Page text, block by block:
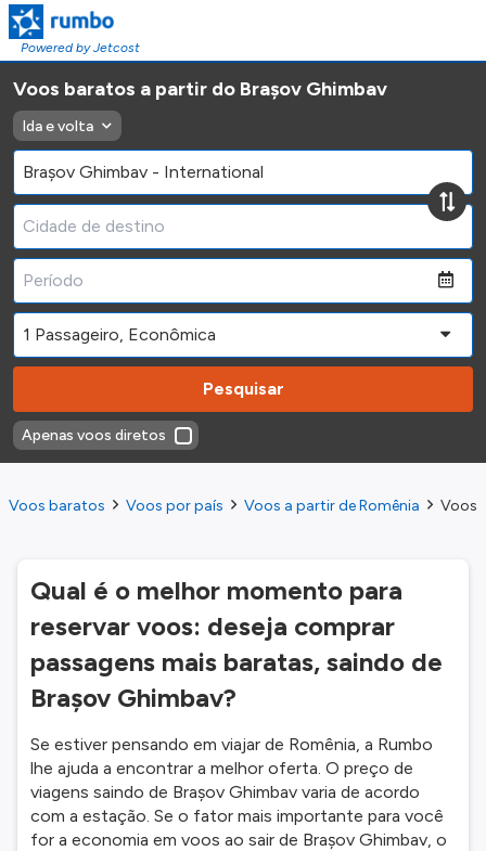
Powered by Jetcost
Voos baratos a partir do Brașov Ghimbav
Ida e volta
Pesquisar
Apenas voos diretos
Voos baratos Voos por país Voos a partir de Romênia Voos
Qual é o melhor momento para
reservar voos: deseja comprar
passagens mais baratas, saindo de
Brașov Ghimbav?
Se estiver pensando em viajar de Romênia, a Rumbo
lhe ajuda a encontrar a melhor oferta. O preço de
viagens saindo de Brașov Ghimbav varia de acordo
com a estação. Se o fator mais importante para você
for a economia em voos ao sair de Brașov Ghimbav, o